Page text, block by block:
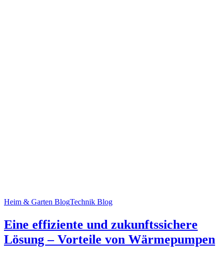
Heim & Garten BlogTechnik Blog
Eine effiziente und zukunftssichere
Lösung – Vorteile von Wärmepumpen